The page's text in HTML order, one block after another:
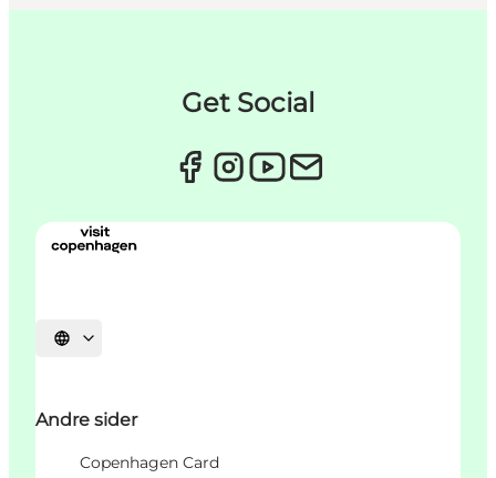
Get Social
Vælg sprog
Andre sider
Copenhagen Card